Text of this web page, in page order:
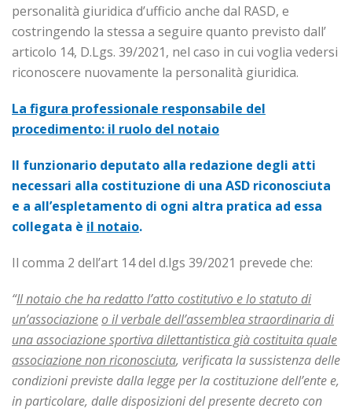
personalità giuridica d’ufficio anche dal RASD, e
costringendo la stessa a seguire quanto previsto dall’
articolo 14, D.Lgs. 39/2021, nel caso in cui voglia vedersi
riconoscere nuovamente la personalità giuridica.
La figura professionale responsabile del
procedimento: il ruolo del notaio
Il funzionario deputato alla redazione degli atti
necessari alla costituzione di una ASD riconosciuta
e a all’espletamento di ogni altra pratica ad essa
collegata è il notaio.
Il comma 2 dell’art 14 del d.lgs 39/2021 prevede che:
“Il notaio che ha redatto l’atto costitutivo e lo statuto di
un’associazioneo il verbale dell’assemblea straordinaria di
una associazione sportiva dilettantistica già costituita quale
associazione non riconosciuta, verificata la sussistenza delle
condizioni previste dalla legge per la costituzione dell’ente e,
in particolare, dalle disposizioni del presente decreto con